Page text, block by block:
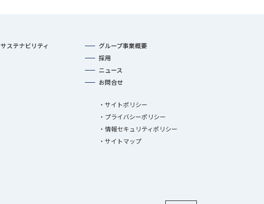
サステナビリティ
グループ事業概要
採用
ニュース
お問合せ
サイトポリシー
プライバシーポリシー
情報セキュリティポリシー
サイトマップ